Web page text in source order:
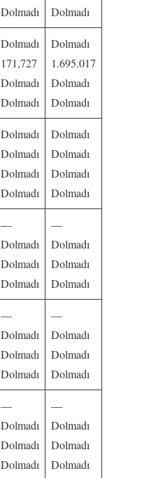
Dolmadı
Dolmadı
Dolmadı
171,727
Dolmadı
Dolmadı
Dolmadı
1.695.017
Dolmadı
Dolmadı
Dolmadı
Dolmadı
Dolmadı
Dolmadı
Dolmadı
Dolmadı
Dolmadı
Dolmadı
—
Dolmadı
Dolmadı
Dolmadı
—
Dolmadı
Dolmadı
Dolmadı
—
Dolmadı
Dolmadı
Dolmadı
—
Dolmadı
Dolmadı
Dolmadı
—
Dolmadı
Dolmadı
Dolmadı
—
Dolmadı
Dolmadı
Dolmadı